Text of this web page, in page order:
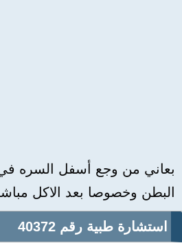
بعاني من وجع أسفل السره
البطن وخصوصا بعد الاكل
استشارة طبية رقم 40372